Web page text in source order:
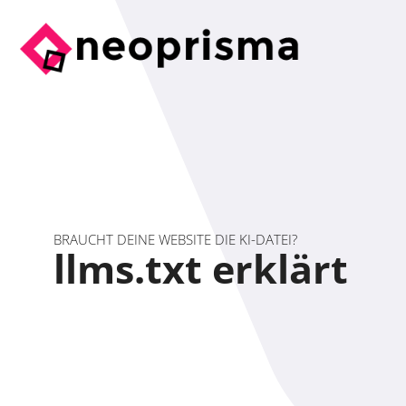
BRAUCHT DEINE WEBSITE DIE KI-DATEI?
llms.txt erklärt